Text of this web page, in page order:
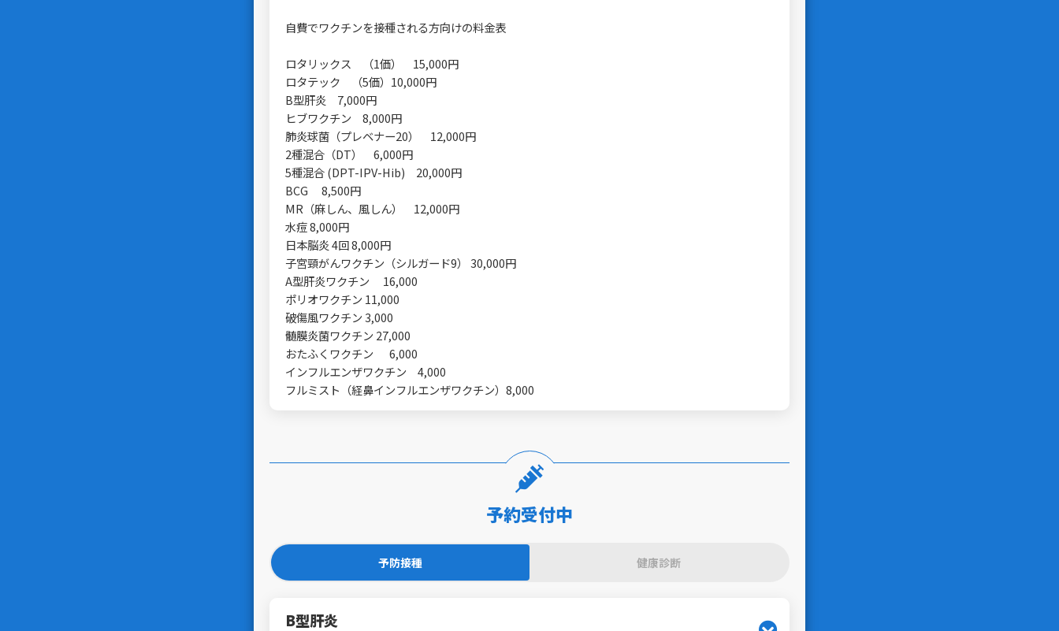
自費でワクチンを接種される方向けの料金表
ロタリックス （1価） 15,000円
ロタテック （5価）10,000円
B型肝炎 7,000円
ヒブワクチン 8,000円
肺炎球菌（プレベナー20） 12,000円
2種混合（DT） 6,000円
5種混合 (DPT-IPV-Hib) 20,000円
BCG 8,500円
MR（麻しん、風しん） 12,000円
水痘 8,000円
日本脳炎 4回 8,000円
子宮頸がんワクチン（シルガード9） 30,000円
A型肝炎ワクチン 16,000
ポリオワクチン 11,000
破傷風ワクチン 3,000
髄膜炎菌ワクチン 27,000
おたふくワクチン 6,000
インフルエンザワクチン 4,000
フルミスト（経鼻インフルエンザワクチン）8,000
予約受付中
予防接種 健康診断
B型肝炎